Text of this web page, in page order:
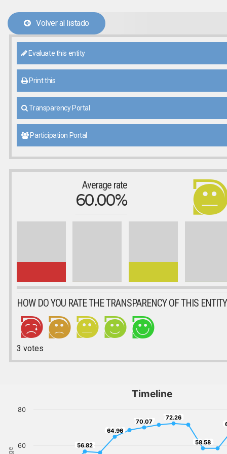
Volver al listado
Evaluate this entity
Print this
Transparency Portal
Participation Portal
Average rate
60.00%
HOW DO YOU RATE THE TRANSPARENCY OF THIS
3 votes
Timeline
56.82
56.82
64.96
64.96
70.07
70.07
72.26
72.26
58.58
58.58
60
80